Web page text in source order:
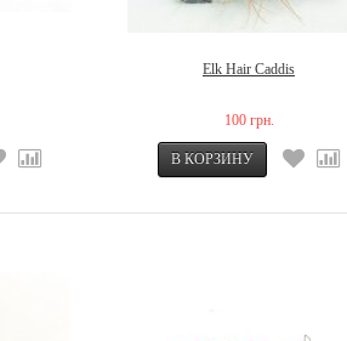
Elk Hair Caddis
100 грн.